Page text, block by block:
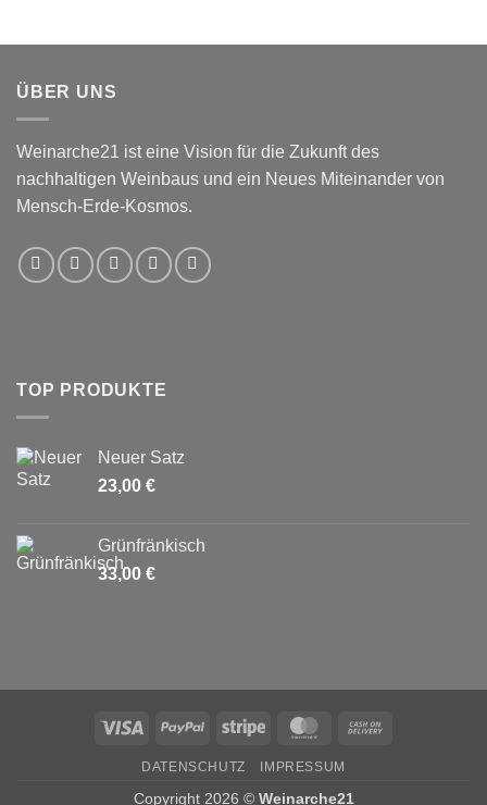
ÜBER UNS
Weinarche21 ist eine Vision für die Zukunft des
nachhaltigen Weinbaus und ein Neues Miteinander von
Mensch-Erde-Kosmos.
TOP PRODUKTE
Neuer Satz
23,00 €
Grünfränkisch
33,00 €
Visa PayPal Stripe MasterCard
DATENSCHUTZ IMPRESSUM
Copyright 2026 © Weinarche21